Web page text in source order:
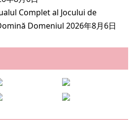
Complet al Jocului de
Domeniul 2026年8月6日